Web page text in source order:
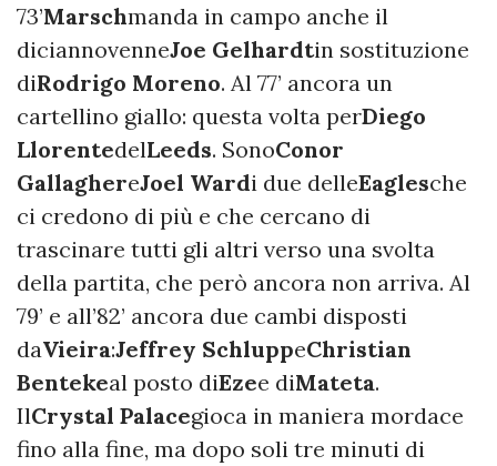
73’Marschmanda in campo anche il
diciannovenneJoe Gelhardtin sostituzione
diRodrigo Moreno. Al 77’ ancora un
cartellino giallo: questa volta perDiego
LlorentedelLeeds. SonoConor
GallaghereJoel Wardi due delleEaglesche
ci credono di più e che cercano di
trascinare tutti gli altri verso una svolta
della partita, che però ancora non arriva. Al
79’ e all’82’ ancora due cambi disposti
daVieira:Jeffrey SchluppeChristian
Bentekeal posto diEzee diMateta.
IlCrystal Palacegioca in maniera mordace
fino alla fine, ma dopo soli tre minuti di